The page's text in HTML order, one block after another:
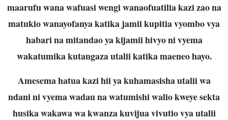
maarufu wana wafuasi wengi wanaofuatilia kazi zao na
matukio wanayofanya katika jamii kupitia vyombo vya
habari na mitandao ya kijamii hivyo ni vyema
wakatumika kutangaza utalii katika maeneo hayo.
Amesema hatua kazi hii ya kuhamasisha utalii wa
ndani ni vyema wadau na watumishi walio kweye sekta
husika wakawa wa kwanza kuvijua vivutio vya utalii